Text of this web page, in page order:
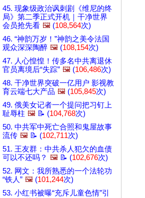
45. 现象级政治讽刺剧《维尼的终
局》第二季正式开机｜干净世界
会员抢先看 🖼️ (108,564次)
46. “神韵万岁！”神韵之美令法国
观众深深陶醉 🖼️ (108,154次)
47. 人心惶惶！传多名中共离退休
官员离境后“失踪” 🖼️ (106,486次)
48. 干净世界突破一亿用户 影视教
育云端七大产品 🖼️ (105,845次)
49. 俄美女记者一个提问把习钉上
耻辱柱 🖼️ 📝 (104,768次)
50. 中共军中死亡合照和鬼屋故事
流传 🖼️ 📝 (102,711次)
51. 王友群：中共杀人犯欠的血债
可以不还吗？ 🖼️ 📝 (102,676次)
52. 网文：我所熟悉的一个法轮功
“铁人” 🖼️ (101,244次)
53. 小红书被曝“充斥儿童色情”引